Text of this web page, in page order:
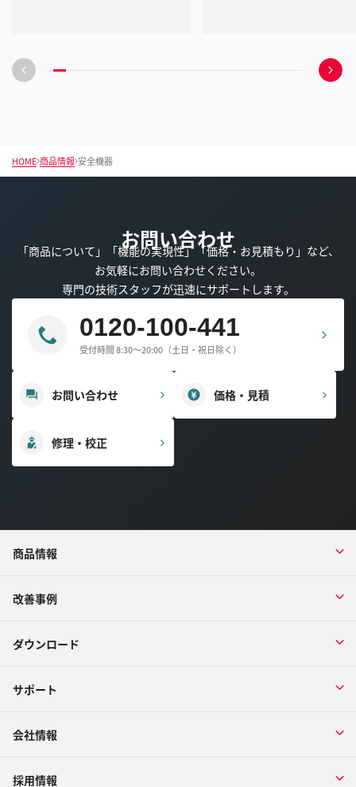
前
移
動
次
動
HOME 商品情報 安全機器
お問い合わせ
「商品について」「機能の実現性」「価格・お見積もり」など、
お気軽にお問い合わせください。
専門の技術スタッフが迅速にサポートします。
0120-100-441
受付時間 8:30～20:00（土日・祝日除く）
お問い合わせ 価格・見積
修理・校正
商品情報
改善事例
ダウンロード
サポート
会社情報
採用情報